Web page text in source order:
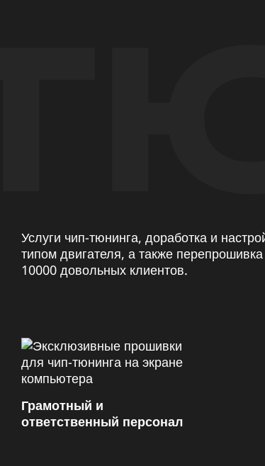
Услуги чип-тюнинга, доработка и
типом двигателя, а также
10000 довольных клиентов.
Грамотный и
ответственный персонал